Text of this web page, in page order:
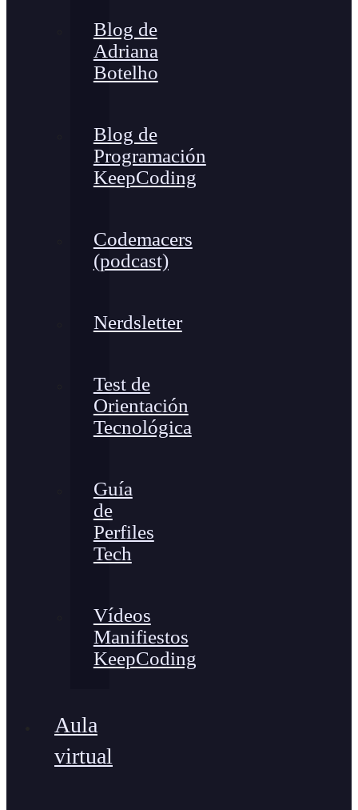
Blog de
Adriana
Botelho
Blog de
Programación
KeepCoding
Codemacers
(podcast)
Nerdsletter
Test de
Orientación
Tecnológica
Guía
de
Perfiles
Tech
Vídeos
Manifiestos
KeepCoding
Aula
virtual